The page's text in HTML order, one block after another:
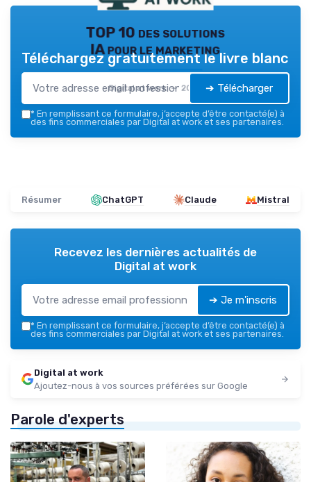
TOP 10 des solutions
IA pour le marketing
Digital at work — 2026
Téléchargez gratuitement le livre blanc
➔ Télécharger
* En remplissant ce formulaire, j’accepte d’être contacté(e) à
des fins commerciales par Digital at work et ses partenaires.
Résumer ChatGPT Claude Mistral
Recevez les dernières actualités de
Digital at work
➔ Je m'inscris
* En remplissant ce formulaire, j’accepte d’être contacté(e) à
des fins commerciales par Digital at work et ses partenaires.
Digital at work
Ajoutez-nous à vos sources préférées sur Google
Parole d'experts